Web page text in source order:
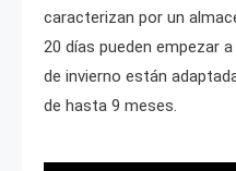
caracterizan por un
20 días pueden empezar
de invierno están
de hasta 9 meses.